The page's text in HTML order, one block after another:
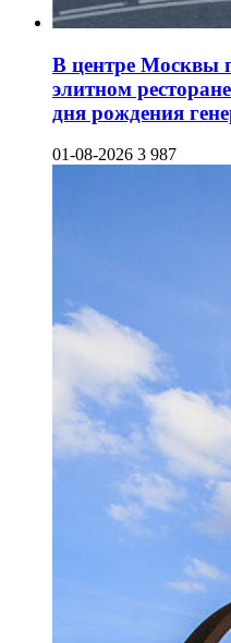
В центре Москвы
элитном
дня рождения
01-08-2026 3 987